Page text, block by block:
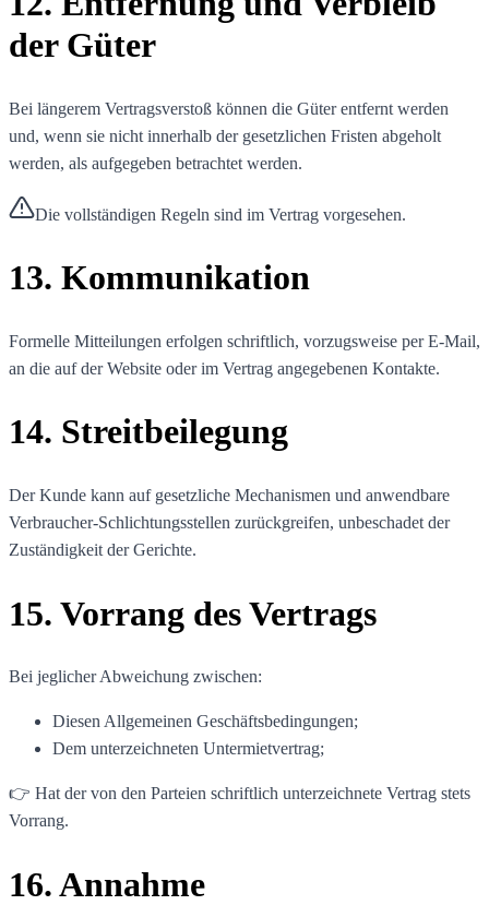
der Güter
Bei längerem Vertragsverstoß können die Güter entfernt werden
und, wenn sie nicht innerhalb der gesetzlichen Fristen abgeholt
werden, als aufgegeben betrachtet werden.
Die vollständigen Regeln sind im Vertrag vorgesehen.
13. Kommunikation
Formelle Mitteilungen erfolgen schriftlich, vorzugsweise per E-Mail,
an die auf der Website oder im Vertrag angegebenen Kontakte.
14. Streitbeilegung
Der Kunde kann auf gesetzliche Mechanismen und anwendbare
Verbraucher-Schlichtungsstellen zurückgreifen, unbeschadet der
Zuständigkeit der Gerichte.
15. Vorrang des Vertrags
Bei jeglicher Abweichung zwischen:
Diesen Allgemeinen Geschäftsbedingungen;
Dem unterzeichneten Untermietvertrag;
👉 Hat der von den Parteien schriftlich unterzeichnete Vertrag stets
Vorrang.
16. Annahme